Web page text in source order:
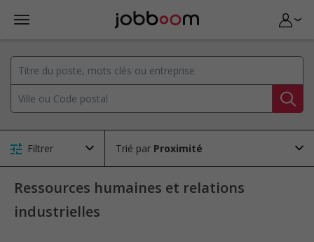
Filtrer Trié par
Ressources humaines et relations
industrielles